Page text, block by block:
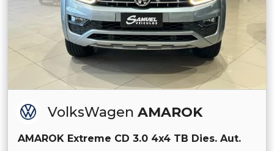
VolksWagen AMAROK
AMAROK Extreme CD 3.0 4x4 TB Dies. Aut.